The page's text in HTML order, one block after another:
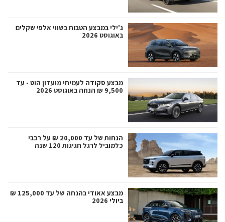
ג'ילי במבצע הטבות בשווי אלפי שקלים
באוגוסט 2026
מבצע סקודה לעמיתי מועדון הוט - עד
9,500 ₪ הנחה באוגוסט 2026
הנחות של עד 20,000 ₪ על רכבי
כלמוביל לרגל חגיגות 120 שנה
מבצע אאודי בהנחה של עד 125,000 ₪
ביולי 2026